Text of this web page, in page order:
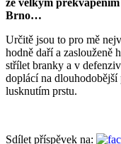
Brno…
Určitě jsou to pro mě
hodně daří a zaslouženě
střílet branky a v
doplácí na
lusknutím prstu.
Sdílet příspěvek na: